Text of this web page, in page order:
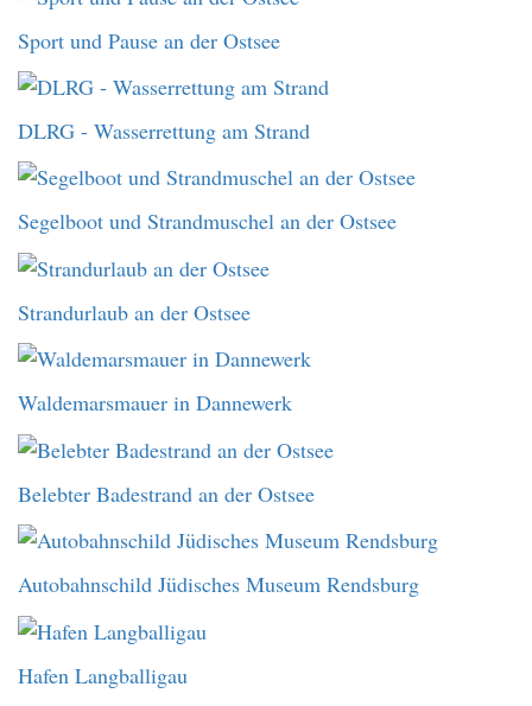
Sport und Pause an der Ostsee
DLRG - Wasserrettung am Strand
Segelboot und Strandmuschel an der Ostsee
Strandurlaub an der Ostsee
Waldemarsmauer in Dannewerk
Belebter Badestrand an der Ostsee
Autobahnschild Jüdisches Museum Rendsburg
Hafen Langballigau